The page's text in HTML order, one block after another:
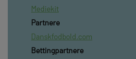
Mediekit
Partnere
Danskfodbold.com
Bettingpartnere